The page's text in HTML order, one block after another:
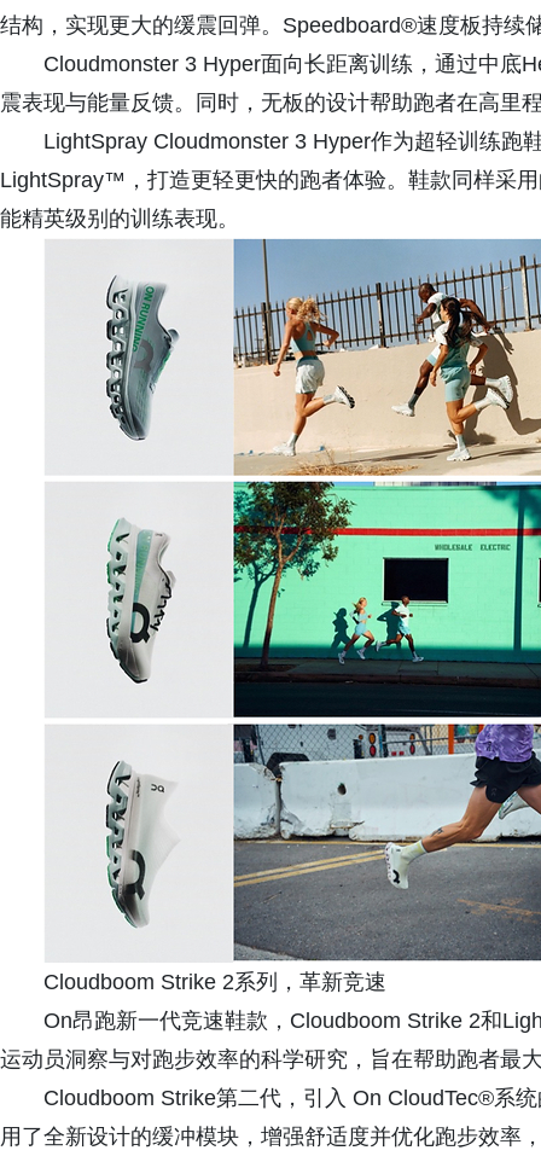
结构，实现更大的缓震回弹。Speedboard®速度板持续
Cloudmonster 3 Hyper面向长距离训练，通过中
震表现与能量反馈。同时，无板的设计帮助跑者在高里
LightSpray Cloudmonster 3 Hyper作为超轻训练跑
LightSpray™，打造更轻更快的跑者体验。鞋款同样采
能精英级别的训练表现。
Cloudboom Strike 2系列，革新竞速
On昂跑新一代竞速鞋款，Cloudboom Strike 2和
运动员洞察与对跑步效率的科学研究，旨在帮助跑者最
Cloudboom Strike第二代，引入 On CloudTec®系
用了全新设计的缓冲模块，增强舒适度并优化跑步效